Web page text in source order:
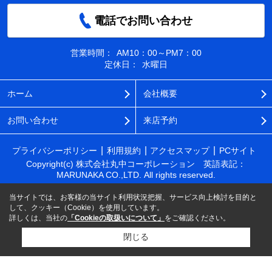
電話でお問い合わせ
営業時間：
AM10：00～PM7：00
定休日：
水曜日
ホーム 会社概要
お問い合わせ 来店予約
プライバシーポリシー 利用規約 アクセスマップ
PCサイト
Copyright(c) 株式会社丸中コーポレーション 英語表記：
MARUNAKA CO.,LTD. All rights reserved.
当サイトでは、お客様の当サイト利用状況把握、サービス向上検討を目的と
して、クッキー（Cookie）を使用しています。
詳しくは、当社の 「Cookieの取扱いについて」 をご確認ください。
閉じる